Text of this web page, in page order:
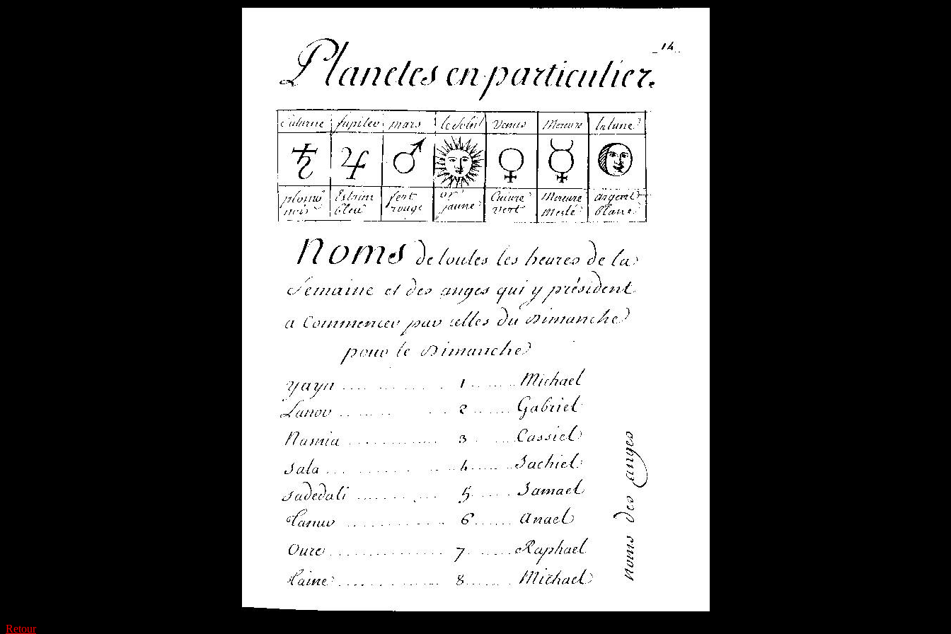
Retour